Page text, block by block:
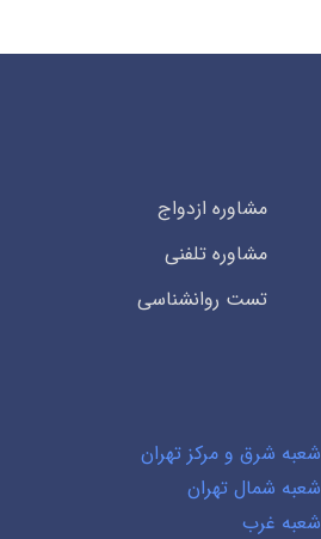
مشاوره ازدواج
مشاوره تلفنی
تست روانشناسی
شعبه شرق و مرکز تهران
شعبه شمال تهران
شعبه غرب